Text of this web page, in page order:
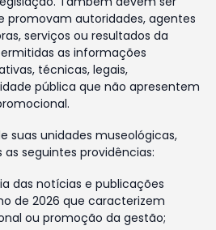
promovam autoridades, agentes
serviços ou resultados da
as informações
técnicas, legais,
pública que não apresentem
suas unidades museológicas,
seguintes providências:
das notícias e publicações
de 2026 que caracterizem
ou promoção da gestão;